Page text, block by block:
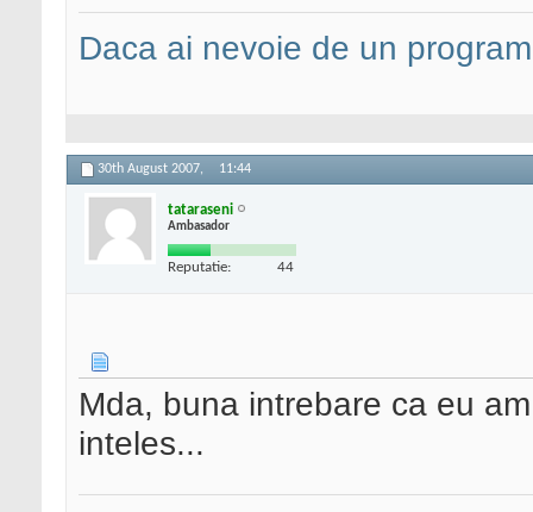
Daca ai nevoie de un
30th August 2007, 11:44
tataraseni
Ambasador
Reputatie: 44
Mda, buna intrebare ca eu
inteles...